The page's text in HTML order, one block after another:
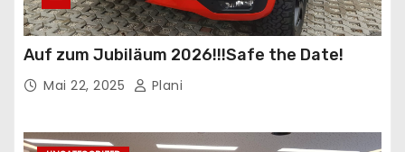
Auf zum Jubiläum 2026!!!Safe the Date!
Mai 22, 2025 Plani